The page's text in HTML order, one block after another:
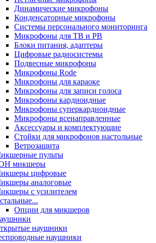
Динамические микрофоны
Конденсаторные микрофоны
Системы персонального мониторинга
Микрофоны для ТВ и РВ
Блоки питания, адаптеры
Цифровые радиосистемы
Подвесные микрофоны
Микрофоны Rode
Микрофоны для караоке
Микрофоны для записи голоса
Микрофоны кардиоидные
Микрофоны суперкардиоидные
Микрофоны всенаправленные
Аксессуары и комплектующие
Стойки для микрофонов настольные
Ветрозащита
пульты
микшеры
цифровые
аналоговые
с усилителем
Опции для микшеров
наушники
наушники